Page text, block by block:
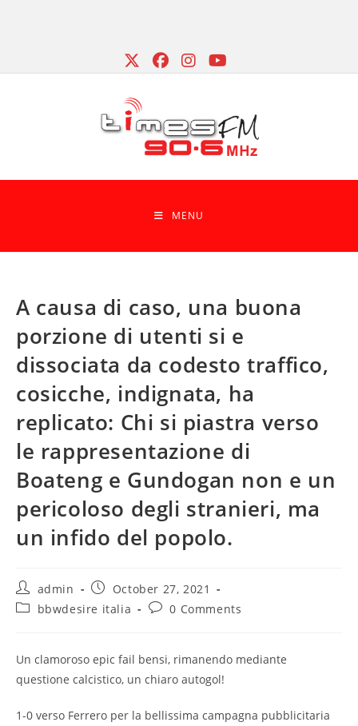
MENU
A causa di caso, una buona
porzione di utenti si e
dissociata da codesto traffico,
cosicche, indignata, ha
replicato: Chi si piastra verso
le rappresentazione di
Boateng e Gundogan non e un
pericoloso degli stranieri, ma
un infido del popolo.
Post
author:
admin
Post
published:
October 27, 2021
Postbbwdesire italia
Post0 Comments
Un clamoroso epic fail bensi, rimanendo mediante
questione calcistico, un chiaro autogol!
1-0 verso Ferrero per la bellissima campagna pubblicitaria